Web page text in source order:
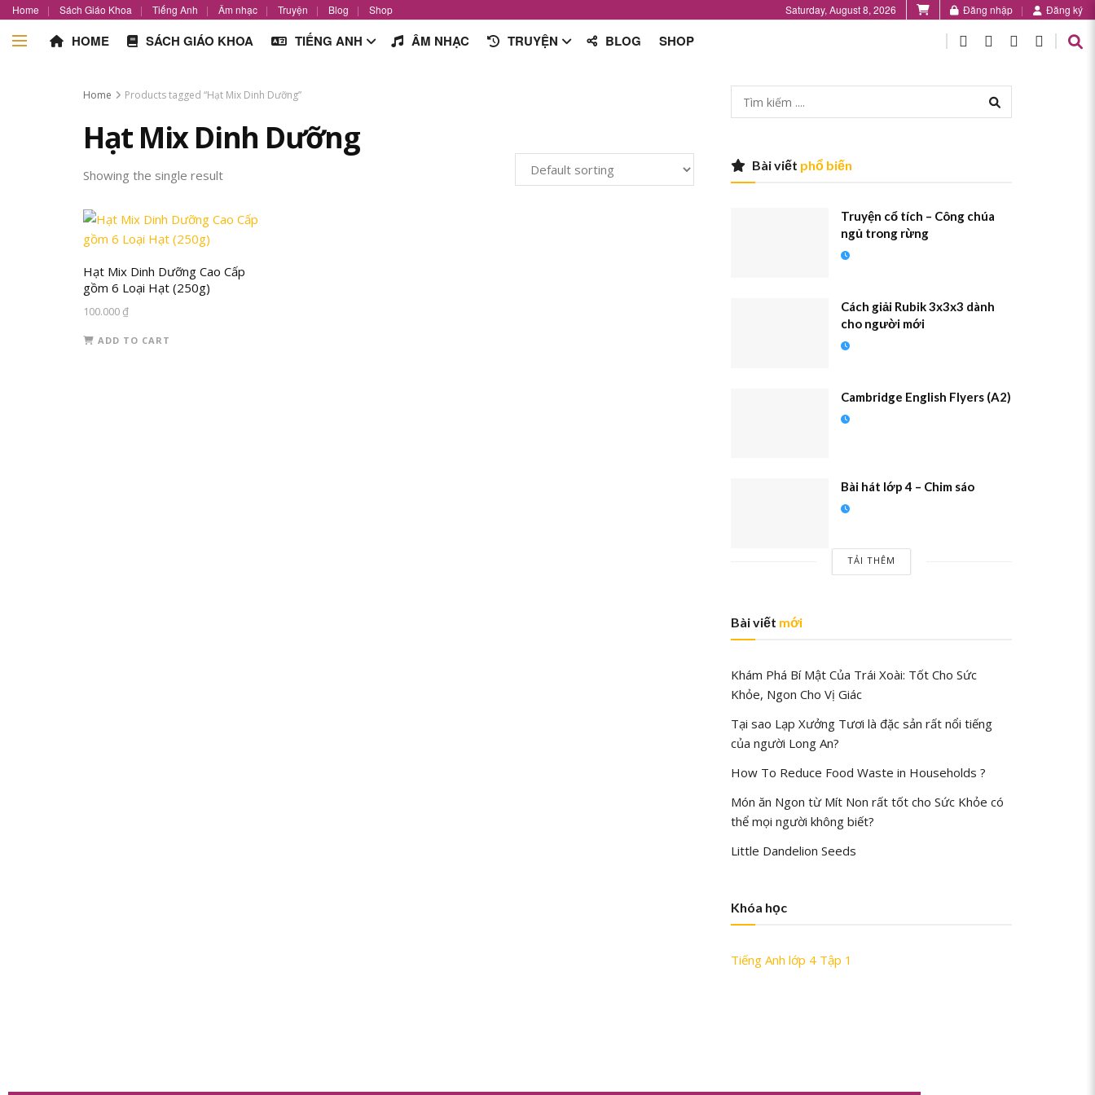
Home Sách Giáo Khoa Tiếng Anh Âm nhạc Truyện Blog Shop Saturday, August 8, 2026 Đăng nhập Đăng ký
HOME SÁCH GIÁO KHOA TIẾNG ANH ÂM NHẠC TRUYỆN BLOG SHOP
Home Products tagged “Hạt Mix Dinh Dưỡng”
Hạt Mix Dinh Dưỡng
Showing the single result
Hạt Mix Dinh Dưỡng Cao Cấp
gồm 6 Loại Hạt (250g)
100.000₫
ADD TO CART
Bài viết phổ biến
Truyện cổ tích – Công chúa
ngủ trong rừng
Cách giải Rubik 3x3x3 dành
cho người mới
Cambridge English Flyers (A2)
Bài hát lớp 4 – Chim sáo
TẢI THÊM
Bài viết mới
Khám Phá Bí Mật Của Trái Xoài: Tốt Cho Sức
Khỏe, Ngon Cho Vị Giác
Tại sao Lạp Xưởng Tươi là đặc sản rất nổi tiếng
của người Long An?
How To Reduce Food Waste in Households ?
Món ăn Ngon từ Mít Non rất tốt cho Sức Khỏe có
thể mọi người không biết?
Little Dandelion Seeds
Khóa học
Tiếng Anh lớp 4 Tập 1